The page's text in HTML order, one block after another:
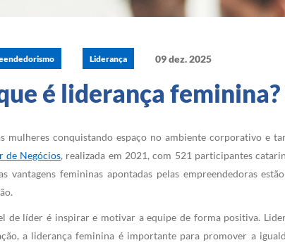
Liderança 09 dez. 2025
é liderança
mulheres conquistando espaço no ambiente corporativo e
de Negócios, realizada em 2021, com 521 participantes
vantagens femininas apontadas pelas empreendedoras
de líder é inspirar e motivar a equipe de forma positiva.
a liderança feminina é importante para promover a